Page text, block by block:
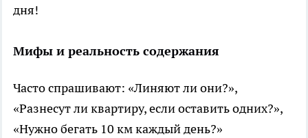
дня!
Мифы и реальность содержания
Часто спрашивают: «Линяют ли они?»,
«Разнесут ли квартиру, если оставить одних?»,
«Нужно бегать 10 км каждый день?»